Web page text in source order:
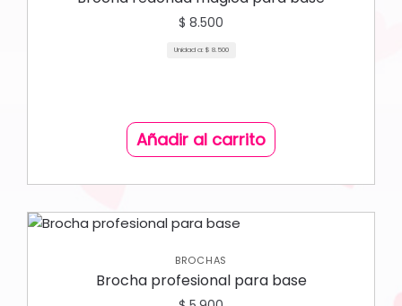
$ 8.500
Unidad a: $ 8.500
Añadir al carrito
BROCHAS
Brocha profesional para base